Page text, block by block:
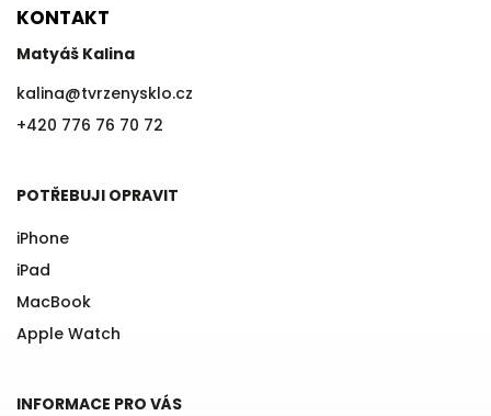
KONTAKT
Matyáš Kalina
kalina@tvrzenysklo.cz
+420 776 76 70 72
POTŘEBUJI OPRAVIT
iPhone
iPad
MacBook
Apple Watch
INFORMACE PRO VÁS